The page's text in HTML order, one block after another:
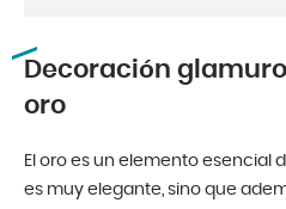
Decoración
oro
El oro es un elemento esencial
es muy elegante, sino que